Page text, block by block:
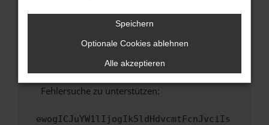
Wende dich an den Webseitenbetreiber.
Wenn du alle oben genannten Schritte versucht
hast, kontaktiere uns bitte. Wir werden
versuchen, das Problem zu beheben. Du kannst
uns diesen Text schicken, um uns bei der
Fehlersuche zu unterstützen:
ewogICJuYW1lIjogIk5ldHdvcmtFcnJvciIs
Speichern
Optionale Cookies ablehnen
Alle akzeptieren